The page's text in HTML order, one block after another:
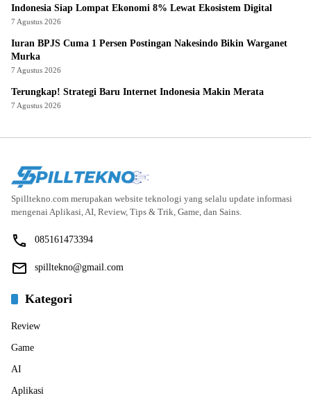
Indonesia Siap Lompat Ekonomi 8% Lewat Ekosistem Digital
7 Agustus 2026
Iuran BPJS Cuma 1 Persen Postingan Nakesindo Bikin Warganet
Murka
7 Agustus 2026
Terungkap! Strategi Baru Internet Indonesia Makin Merata
7 Agustus 2026
Spilltekno.com merupakan website teknologi yang selalu update informasi
mengenai Aplikasi, AI, Review, Tips & Trik, Game, dan Sains.
085161473394
spilltekno@gmail.com
Kategori
Review
Game
AI
Aplikasi